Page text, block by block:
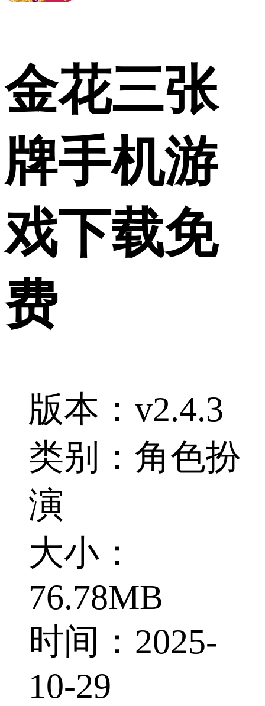
金花三张
牌手机游
戏下载免
费
版本：v2.4.3
类别：角色扮
演
大小：
76.78MB
时间：2025-
10-29